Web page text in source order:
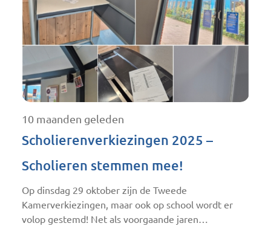
10 maanden geleden
Scholierenverkiezingen 2025 –
Scholieren stemmen mee!
Op dinsdag 29 oktober zijn de Tweede
Kamerverkiezingen, maar ook op school wordt er
volop gestemd! Net als voorgaande jaren…